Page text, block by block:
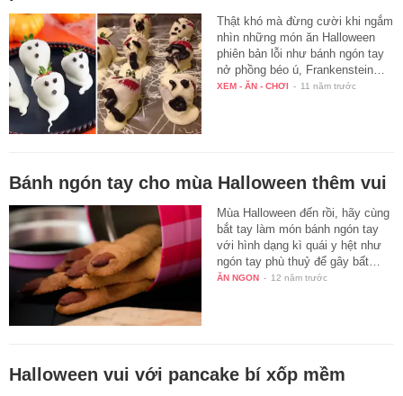
Thật khó mà đừng cười khi ngắm
nhìn những món ăn Halloween
phiên bản lỗi như bánh ngón tay
nở phồng béo ú, Frankenstein…
XEM - ĂN - CHƠI - 11 năm trước
Bánh ngón tay cho mùa Halloween thêm vui
Mùa Halloween đến rồi, hãy cùng
bắt tay làm món bánh ngón tay
với hình dạng kì quái y hệt như
ngón tay phù thuỷ để gây bất…
ĂN NGON - 12 năm trước
Halloween vui với pancake bí xốp mềm